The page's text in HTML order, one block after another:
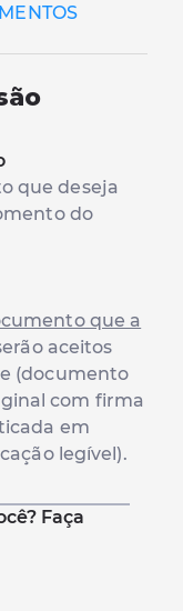
que deseja
do
que a
aceitos
(documento
com firma
em
legível).
Faça